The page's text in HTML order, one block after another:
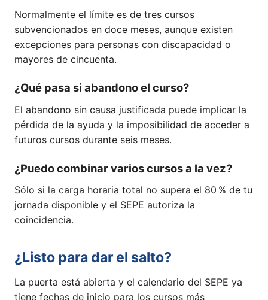
Normalmente el límite es de tres cursos
subvencionados en doce meses, aunque existen
excepciones para personas con discapacidad o
mayores de cincuenta.
¿Qué pasa si abandono el curso?
El abandono sin causa justificada puede implicar la
pérdida de la ayuda y la imposibilidad de acceder a
futuros cursos durante seis meses.
¿Puedo combinar varios cursos a la vez?
Sólo si la carga horaria total no supera el 80 % de tu
jornada disponible y el SEPE autoriza la
coincidencia.
¿Listo para dar el salto?
La puerta está abierta y el calendario del SEPE ya
tiene fechas de inicio para los cursos más